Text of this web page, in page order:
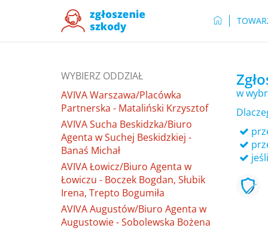
WYBIERZ ODDZIAŁ
AVIVA Warszawa/Placówka
Partnerska - Mataliński Krzysztof
AVIVA Sucha Beskidzka/Biuro
Agenta w Suchej Beskidzkiej -
Banaś Michał
AVIVA Łowicz/Biuro Agenta w
Łowiczu - Boczek Bogdan, Słubik
Irena, Trepto Bogumiła
AVIVA Augustów/Biuro Agenta w
Augustowie - Sobolewska Bożena
w